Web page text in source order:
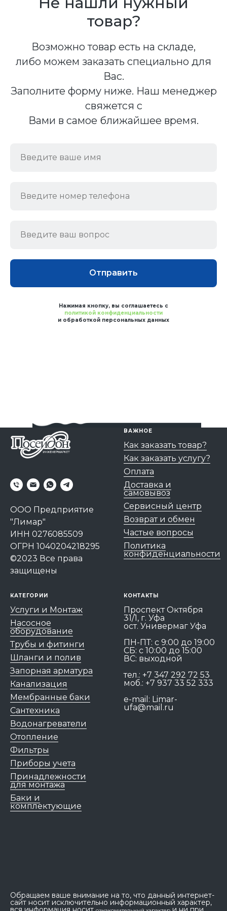
товар?
Возможно товар есть на складе,
либо можем заказать специально для
Вас.
Заполните форму ниже. Наш менеджер
свяжется с
Вами в самое ближайшее время.
Отправить
Нажимая кнопку, вы соглашаетесь с
политикой конфиденциальности
и обработкой персональных данных
ООО Предприятие
"Лимар"
ИНН 0276085509
ОГРН 1040204218295
©2023 Все права
защищены
ВАЖНОЕ
Как заказать товар?
Как заказать услугу?
Оплата
Доставка и
самовывоз
Сервисный центр
Возврат и обмен
Частые вопросы
Политика
конфиденциальности
КАТЕГОРИИ
Услуги и Монтаж
Насосное
оборудование
Трубы и фитинги
Шланги и полив
Запорная арматура
Канализация
Мембранные баки
Сантехника
Водонагреватели
Отопление
Фильтры
Приборы учета
Принадлежности
для монтажа
Баки и
комплектующие
КОНТАКТЫ
Проспект Октября
31/1, г. Уфа
ост. Универмаг Уфа
ПН-ПТ: c 9:00 до 19:00
СБ: с 10:00 до 15:00
ВС: выходной
тел.: +7 347 292 72 53
моб.: +7 937 33 52 333
e-mail: Limar-
ufa@mail.ru
Обращаем ваше внимание на то, что данный интернет-
сайт носит исключительно информационный характер,